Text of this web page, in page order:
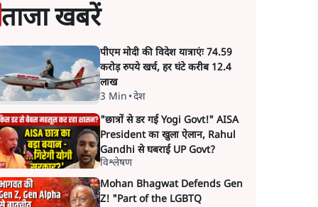
ताजा खबरें
पीएम मोदी की विदेश यात्राएंः 74.59
करोड़ रुपये खर्च, हर घंटे करीब 12.4
लाख
3 Min •देश
"छात्रों से डर गई Yogi Govt!" AISA
President का खुला ऐलान, Rahul
Gandhi से घबराई UP Govt?
विश्लेषण
Mohan Bhagwat Defends Gen
Z! "Part of the LGBTQ